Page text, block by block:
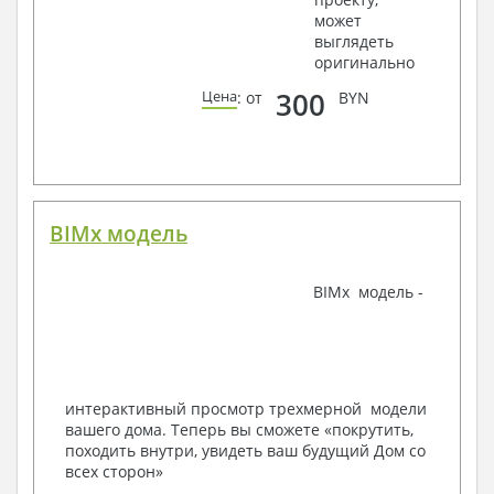
Ведомости расхода стали и бетона
3. Инженерный раздел (приобретается по желанию
Водоснабжение и канализация
канализации
Аксонометрическая схема водоснабжения и
канализации
Узлы и спецификация материалов
Спецификация материалов
Электротехнические решения:
Условные обозначения и общие данные
может
выглядеть
оригинально
Цена: от 300 BYN
BIMx модель
BIMx модель -
интерактивный просмотр трехмерной модели
вашего дома. Теперь вы сможете «покрутить,
походить внутри, увидеть ваш будущий Дом со
всех сторон»